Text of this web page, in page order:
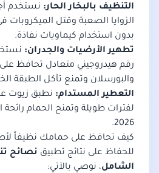
التنظيف بالبخار الحار: نستخدم
الزوايا الصعبة وقتل
بدون استخدام كيماويات نفاذة.
تطهير الأرضيات والجدران:
رقم هيدروجيني متعادل تحافظ
والبورسلان وتمنع تآكل الطبقة
التعطير المستدام: نطبق زيوت
لفترات طويلة وتمنح الحمام
2026.
كيف تحافظ على حمامك نظيفاً
للحفاظ على نتائج تطبيق نصائح
الشامل، نوصي بالآتي: